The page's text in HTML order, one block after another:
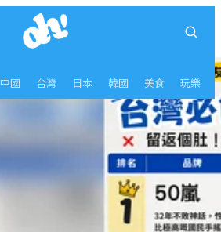
中國 台灣 日本 韓國 美食 玩樂